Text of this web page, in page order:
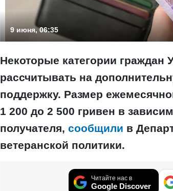
9 июня, 06:35
Некоторые категории граждан
рассчитывать на
поддержку. Размер
1 200 до 2 500 гривен в
получателя, сообщили в
ветеранской политики.
Читайте нас в
Google Discover